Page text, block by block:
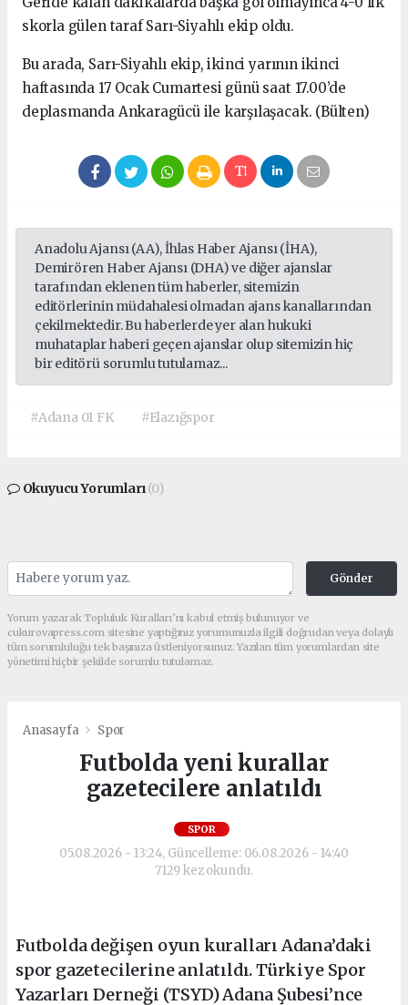
skorla gülen taraf Sarı-Siyahlı ekip oldu.
Bu arada, Sarı-Siyahlı ekip, ikinci yarının ikinci
haftasında 17 Ocak Cumartesi günü saat 17.00’de
deplasmanda Ankaragücü ile karşılaşacak. (Bülten)
Anadolu Ajansı (AA), İhlas Haber Ajansı (İHA),
Demirören Haber Ajansı (DHA) ve diğer ajanslar
tarafından eklenen tüm haberler, sitemizin
editörlerinin müdahalesi olmadan ajans kanallarından
çekilmektedir. Bu haberlerde yer alan hukuki
muhataplar haberi geçen ajanslar olup sitemizin hiç
bir editörü sorumlu tutulamaz...
#Adana 01 FK #Elazığspor
Okuyucu Yorumları(0)
Gönder
Yorum yazarak Topluluk Kuralları’nı kabul etmiş bulunuyor ve
cukurovapress.com sitesine yaptığınız yorumunuzla ilgili doğrudan veya dolaylı
tüm sorumluluğu tek başınıza üstleniyorsunuz. Yazılan tüm yorumlardan site
yönetimi hiçbir şekilde sorumlu tutulamaz.
Anasayfa Spor
Futbolda yeni kurallar
gazetecilere anlatıldı
SPOR
05.08.2026 - 13:24, Güncelleme: 06.08.2026 - 14:40
7129 kez okundu.
Futbolda değişen oyun kuralları Adana’daki
spor gazetecilerine anlatıldı. Türkiye Spor
Yazarları Derneği (TSYD) Adana Şubesi’nce